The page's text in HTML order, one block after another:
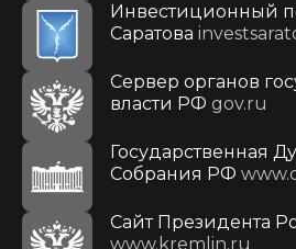
Инвестиционный
Саратова
Сервер органов
власти РФ gov.ru
Государственная
Собрания РФ
Cайт Президента
www.kremlin.ru